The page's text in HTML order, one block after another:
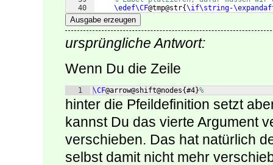
40
41
\edef\CF@tmp@str{\if\string-
% platziere Label #1 und #2:
Ausgabe erzeugen
ursprüngliche Antwort:
Wenn Du die Zeile
1 \CF@arrow@shift@nodes{#4}%
hinter die Pfeildefinition setzt
kannst Du das vierte Argument
verschieben. Das hat natürlich
selbst damit nicht mehr